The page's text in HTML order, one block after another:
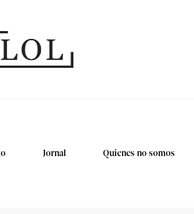
Jornal Quienes no somos